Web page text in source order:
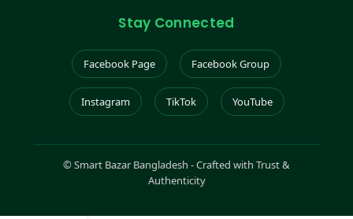
Stay Connected
Facebook Page Facebook Group
Instagram TikTok YouTube
©Smart Bazar Bangladesh - Crafted with Trust &
Authenticity